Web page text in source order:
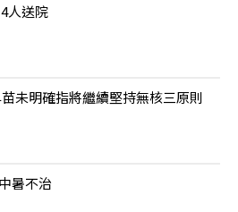
人送院
未明確指將繼續堅持無核三原則
暑不治